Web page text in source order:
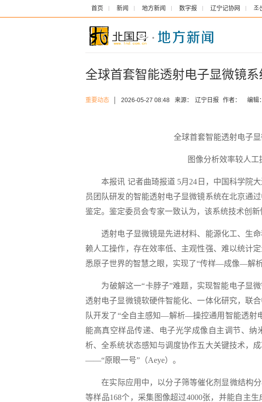
首页 新闻 地方新闻 数字报 辽宁记协网 조
全球首套智能透射电子显微镜
重要动态 2026-05-27 08:48 来源： 辽宁日报 作者： 编辑：
全球首套智能透射电子
图像分析效率较人工
本报讯 记者曲琦报道 5月24日，中国科学院大
员团队研发的智能透射电子显微镜系统在北京通
鉴定。鉴定委员会专家一致认为，该系统技术创
透射电子显微镜是先进材料、能源化工、生命
赖人工操作，存在效率低、主观性强、难以统计
悉原子世界的智慧之眼，实现了“传样—成像—解
为破解这一“卡脖子”难题，实现智能电子显微
透射电子显微镜软硬件智能化、一体化研究，联
队开发了“全自主感知—解析—操控通用智能透射
能高真空样品传递、电子光学成像自主调节、
析、全系统状态感知与调度协作五大关键技术，
——“原眼一号”（Aeye）。
在实际应用中，以分子筛等催化剂显微结构分
等样品168个，采集图像超过4000张，并能自主